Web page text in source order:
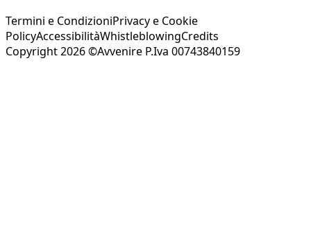
Termini e CondizioniPrivacy e Cookie
PolicyAccessibilitàWhistleblowingCredits
Copyright 2026 ©Avvenire P.Iva 00743840159